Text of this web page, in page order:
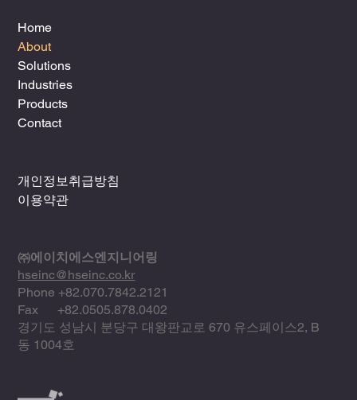
Home
About
Solutions
Industries
Products
Contact
개인정보취급방침
이용약관
㈜에이치에스엔지니어링
hseinc@hseinc.co.kr
Phone +82.070.7842.2121
Fax +82.0505.878.0402
​경기도 성남시 분당구 대왕판교로 670 유스페이스2, B
동 1004호